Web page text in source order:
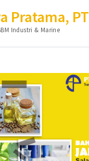
Pratama, PT
Industri & Marine